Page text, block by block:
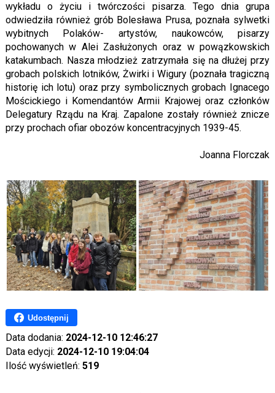
wykładu o życiu i twórczości pisarza. Tego dnia grupa
odwiedziła również grób Bolesława Prusa, poznała sylwetki
wybitnych Polaków- artystów, naukowców, pisarzy
pochowanych w Alei Zasłużonych oraz w powązkowskich
katakumbach. Nasza młodzież zatrzymała się na dłużej przy
grobach polskich lotników, Żwirki i Wigury (poznała tragiczną
historię ich lotu) oraz przy symbolicznych grobach Ignacego
Mościckiego i Komendantów Armii Krajowej oraz członków
Delegatury Rządu na Kraj. Zapalone zostały również znicze
przy prochach ofiar obozów koncentracyjnych 1939-45.
Joanna Florczak
Udostępnij
Data dodania: 2024-12-10 12:46:27
Data edycji: 2024-12-10 19:04:04
Ilość wyświetleń: 519